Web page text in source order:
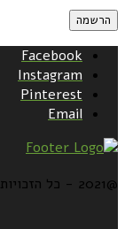
Facebook
Instagram
Pinterest
Email
@2021 - כל הזכויות שמורות למירב גביש | ביצוע